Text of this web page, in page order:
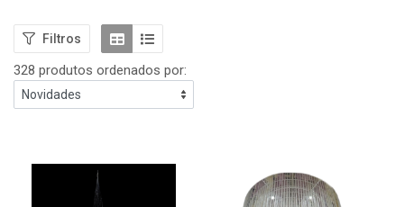
Filtros
328 produtos ordenados por: